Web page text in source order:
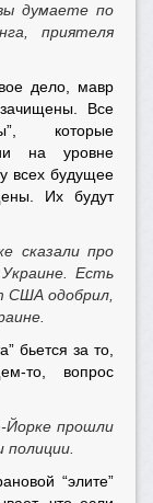
думаете по
приятеля
дело, мавр
Все
которые
на уровне
всех будущее
Их будут
сказали про
Есть
США одобрил,
бьется за то,
то, вопрос
прошли
“элите”